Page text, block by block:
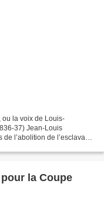
la voix de Louis-
37) Jean-Louis
l’abolition de l’esclavage
la Coupe